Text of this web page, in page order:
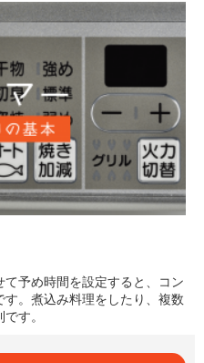
予め時間を設定すると、コン
。煮込み料理をしたり、複数
す。